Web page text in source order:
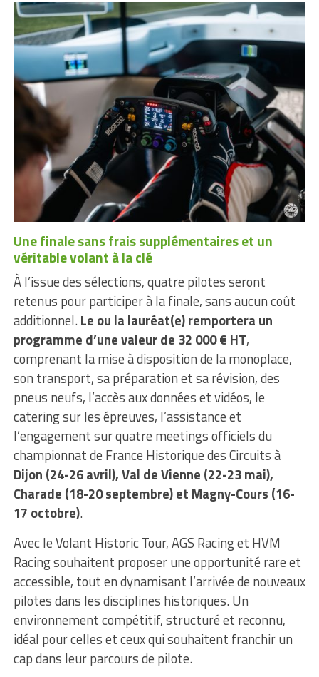
Une finale sans frais supplémentaires et un
véritable volant à la clé
À l’issue des sélections, quatre pilotes seront
retenus pour participer à la finale, sans aucun coût
additionnel.Le ou la lauréat(e) remportera un
programme d’une valeur de 32 000 € HT,
comprenant la mise à disposition de la monoplace,
son transport, sa préparation et sa révision, des
pneus neufs, l’accès aux données et vidéos, le
catering sur les épreuves, l’assistance et
l’engagement sur quatre meetings officiels du
championnat de France Historique des Circuits à
Dijon (24-26 avril), Val de Vienne (22-23 mai),
Charade (18-20 septembre) et Magny-Cours (16-
17 octobre).
Avec le Volant Historic Tour, AGS Racing et HVM
Racing souhaitent proposer une opportunité rare et
accessible, tout en dynamisant l’arrivée de nouveaux
pilotes dans les disciplines historiques. Un
environnement compétitif, structuré et reconnu,
idéal pour celles et ceux qui souhaitent franchir un
cap dans leur parcours de pilote.